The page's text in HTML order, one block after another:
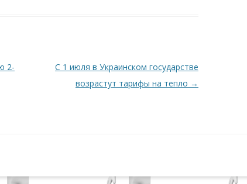
2-
С 1 июля в Украинском государстве
возрастут тарифы на тепло →